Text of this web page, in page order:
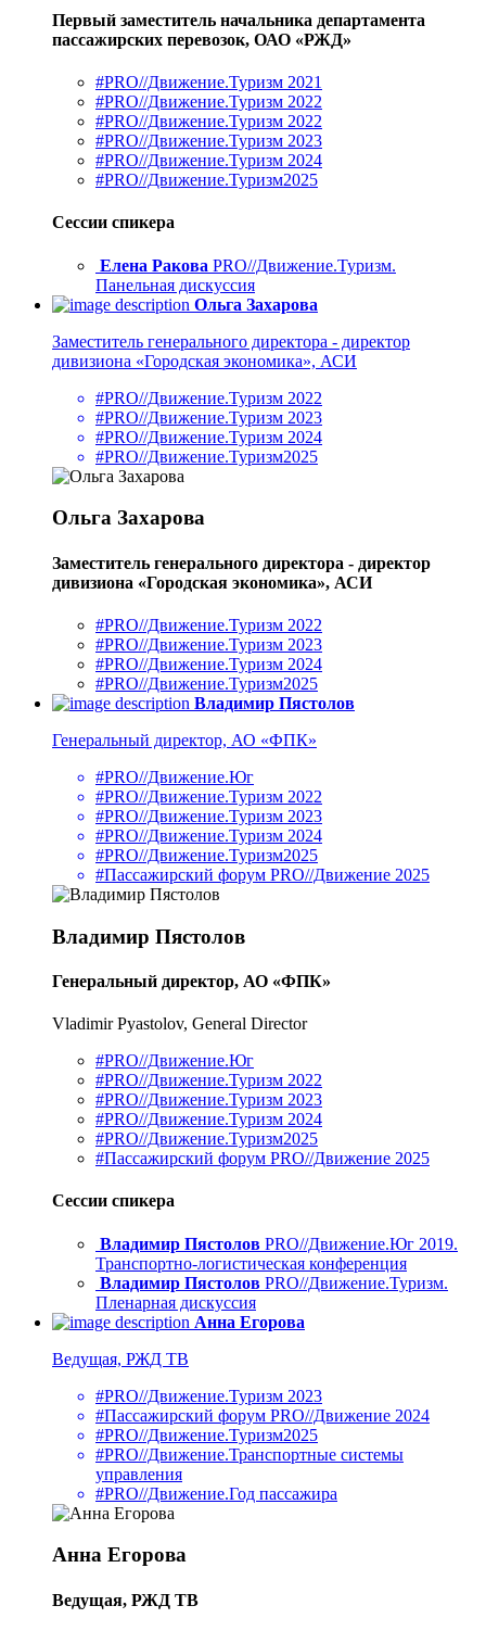
Первый заместитель начальника департамента
пассажирских перевозок, ОАО «РЖД»
#PRO//Движение.Туризм 2021
#PRO//Движение.Туризм 2022
#PRO//Движение.Туризм 2022
#PRO//Движение.Туризм 2023
#PRO//Движение.Туризм 2024
#PRO//Движение.Туризм2025
Сессии спикера
Елена Ракова PRO//Движение.Туризм.
Панельная дискуссия
Ольга Захарова
Заместитель генерального директора - директор
дивизиона «Городская экономика», АСИ
#PRO//Движение.Туризм 2022
#PRO//Движение.Туризм 2023
#PRO//Движение.Туризм 2024
#PRO//Движение.Туризм2025
Ольга Захарова
Заместитель генерального директора - директор
дивизиона «Городская экономика», АСИ
#PRO//Движение.Туризм 2022
#PRO//Движение.Туризм 2023
#PRO//Движение.Туризм 2024
#PRO//Движение.Туризм2025
Владимир Пястолов
Генеральный директор, АО «ФПК»
#PRO//Движение.Юг
#PRO//Движение.Туризм 2022
#PRO//Движение.Туризм 2023
#PRO//Движение.Туризм 2024
#PRO//Движение.Туризм2025
#Пассажирский форум PRO//Движение 2025
Владимир Пястолов
Генеральный директор, АО «ФПК»
Vladimir Pyastolov, General Director
#PRO//Движение.Юг
#PRO//Движение.Туризм 2022
#PRO//Движение.Туризм 2023
#PRO//Движение.Туризм 2024
#PRO//Движение.Туризм2025
#Пассажирский форум PRO//Движение 2025
Сессии спикера
Владимир Пястолов PRO//Движение.Юг 2019.
Транспортно-логистическая конференция
Владимир Пястолов PRO//Движение.Туризм.
Пленарная дискуссия
Анна Егорова
Ведущая, РЖД ТВ
#PRO//Движение.Туризм 2023
#Пассажирский форум PRO//Движение 2024
#PRO//Движение.Туризм2025
#PRO//Движение.Транспортные системы
управления
#PRO//Движение.Год пассажира
Анна Егорова
Ведущая, РЖД ТВ